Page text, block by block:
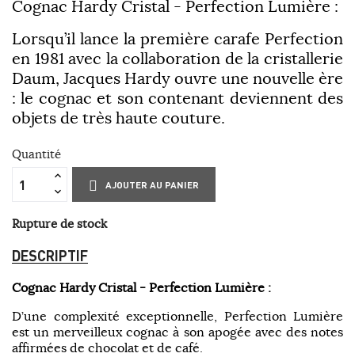
Cognac Hardy Cristal - Perfection Lumière :
Lorsqu’il lance la première carafe Perfection
en 1981 avec la collaboration de la cristallerie
Daum, Jacques Hardy ouvre une nouvelle ère
: le cognac et son contenant deviennent des
objets de très haute couture.
Quantité
AJOUTER AU PANIER
Rupture de stock
DESCRIPTIF
Cognac Hardy Cristal - Perfection Lumière :
D’une complexité exceptionnelle, Perfection Lumière
est un merveilleux cognac à son apogée avec des notes
affirmées de chocolat et de café.